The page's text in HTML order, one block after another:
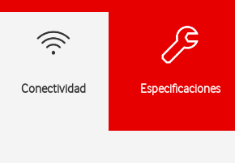
Conectividad Especificaciones